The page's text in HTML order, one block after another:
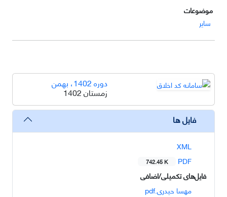
موضوعات
سایر
دوره 1402، بهمن
زمستان 1402
فایل ها
XML
PDF
742.45 K
فایل‌های تکمیلی/اضافی
مهسا حیدری.pdf